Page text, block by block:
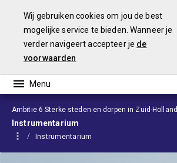
Wij gebruiken cookies om jou de best
mogelijke service te bieden. Wanneer je
verder navigeert accepteer je de
voorwaarden
Ambitie 6 Sterke steden en dorpen in Zuid-Holland
Instrumentarium
Instrumentarium